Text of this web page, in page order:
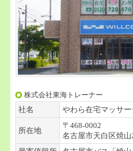
株式会社東海トレーナー
社名
やわら在宅マッサー
所在地
〒468-0002
名古屋市天白区焼山